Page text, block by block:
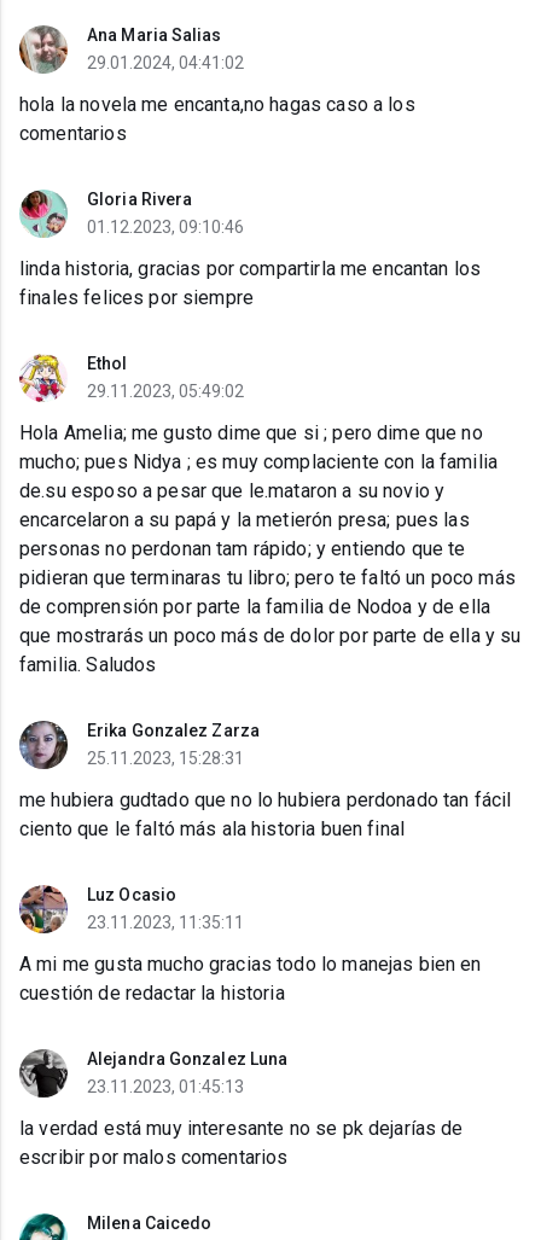
Ana Maria Salias
29.01.2024, 04:41:02
hola la novela me encanta,no hagas caso a los
comentarios
Gloria Rivera
01.12.2023, 09:10:46
linda historia, gracias por compartirla me encantan los
finales felices por siempre
Ethol
29.11.2023, 05:49:02
Hola Amelia; me gusto dime que si ; pero dime que no
mucho; pues Nidya ; es muy complaciente con la familia
de.su esposo a pesar que le.mataron a su novio y
encarcelaron a su papá y la metierón presa; pues las
personas no perdonan tam rápido; y entiendo que te
pidieran que terminaras tu libro; pero te faltó un poco más
de comprensión por parte la familia de Nodoa y de ella
que mostrarás un poco más de dolor por parte de ella y su
familia. Saludos
Erika Gonzalez Zarza
25.11.2023, 15:28:31
me hubiera gudtado que no lo hubiera perdonado tan fácil
ciento que le faltó más ala historia buen final
Luz Ocasio
23.11.2023, 11:35:11
A mi me gusta mucho gracias todo lo manejas bien en
cuestión de redactar la historia
Alejandra Gonzalez Luna
23.11.2023, 01:45:13
la verdad está muy interesante no se pk dejarías de
escribir por malos comentarios
Milena Caicedo